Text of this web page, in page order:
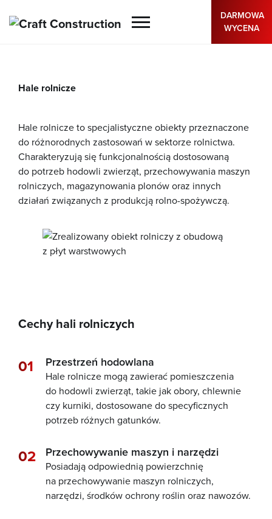
DARMOWA
WYCENA
Hale rolnicze
Hale rolnicze to specjalistyczne obiekty przeznaczone
do różnorodnych zastosowań w sektorze rolnictwa.
Charakteryzują się funkcjonalnością dostosowaną
do potrzeb hodowli zwierząt, przechowywania maszyn
rolniczych, magazynowania plonów oraz innych
działań związanych z produkcją rolno-spożywczą.
Cechy hali rolniczych
Przestrzeń hodowlana
Hale rolnicze mogą zawierać pomieszczenia
do hodowli zwierząt, takie jak obory, chlewnie
czy kurniki, dostosowane do specyficznych
potrzeb różnych gatunków.
Przechowywanie maszyn i narzędzi
Posiadają odpowiednią powierzchnię
na przechowywanie maszyn rolniczych,
narzędzi, środków ochrony roślin oraz nawozów.